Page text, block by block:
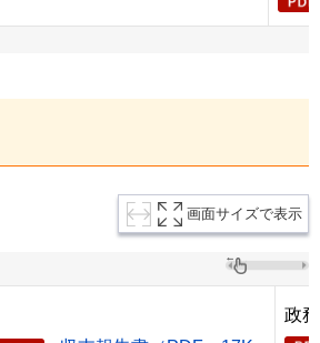
画面サイズで表示
政